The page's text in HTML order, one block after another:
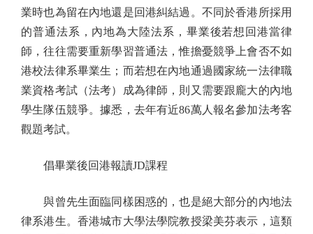
業時也為留在內地還是回港糾結過。不同於香港所採用
的普通法系，內地為大陸法系，畢業後若想回港當律
師，往往需要重新學習普通法，惟擔憂競爭上會否不如
港校法律系畢業生；而若想在內地通過國家統一法律職
業資格考試（法考）成為律師，則又需要跟龐大的內地
學生隊伍競爭。據悉，去年有近86萬人報名參加法考客
觀題考試。
倡畢業後回港報讀JD課程
與曾先生面臨同樣困惑的，也是絕大部分的內地法
律系港生。香港城市大學法學院教授梁美芬表示，這類